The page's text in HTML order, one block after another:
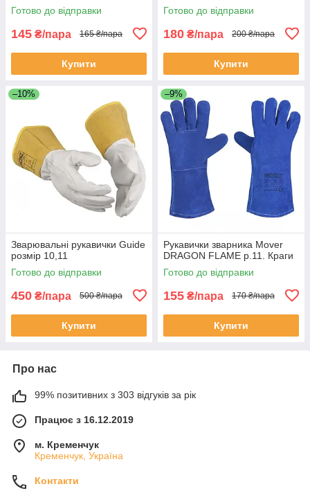
Готово до відправки
145 ₴/пара 165 ₴/пара
Купити
Готово до відправки
180 ₴/пара 200 ₴/пара
Купити
–10%
Зварювальні рукавички Guide
розмір 10,11
Готово до відправки
450 ₴/пара 500 ₴/пара
Купити
–9%
Рукавички зварника Mover
DRAGON FLAME р.11. Краги
Готово до відправки
155 ₴/пара 170 ₴/пара
Купити
Про нас
99% позитивних з 303 відгуків за рік
Працює з 16.12.2019
м. Кременчук
Кременчук, Україна
Контакти